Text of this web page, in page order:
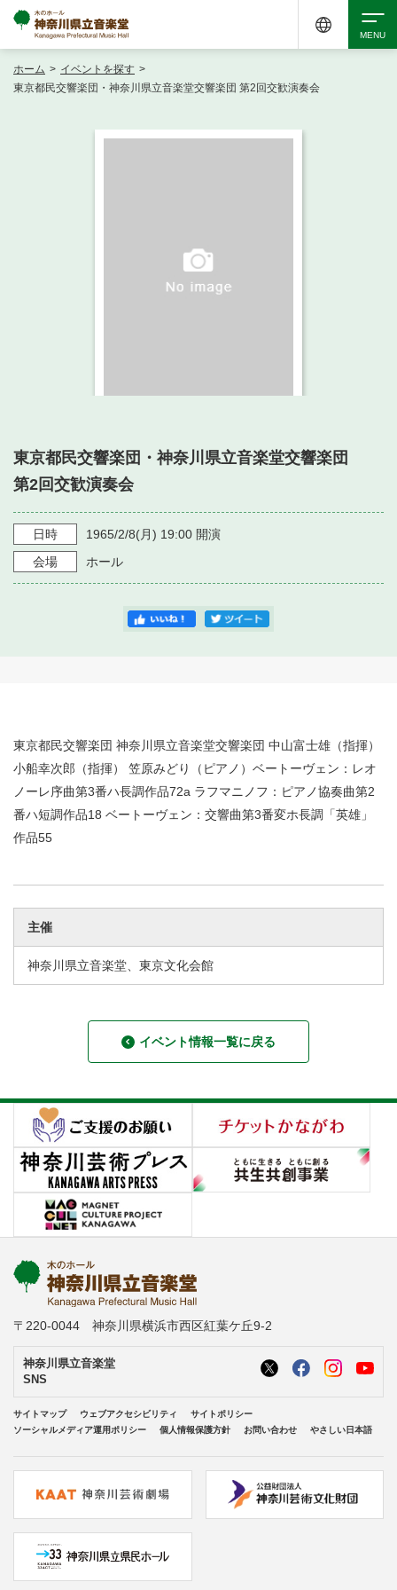
・ フロアマップ
・ よくある質問
・ 空き状況
・ 利用料金
・ 音楽堂のご案内
・ フロアマップ
・ 芸術参与
神奈川県立音楽堂
SNS
ホーム > イベントを探す >
東京都民交響楽団・神奈川県立音楽堂交響楽団 第2回交歓演奏会
東京都民交響楽団・神奈川県立音楽堂交響楽団
第2回交歓演奏会
日時 1965/2/8(月) 19:00 開演
会場
ホール
東京都民交響楽団 神奈川県立音楽堂交響楽団 中山富士雄（指揮）
小船幸次郎（指揮） 笠原みどり（ピアノ）ベートーヴェン：レオ
ノーレ序曲第3番ハ長調作品72a ラフマニノフ：ピアノ協奏曲第2
番ハ短調作品18 ベートーヴェン：交響曲第3番変ホ長調「英雄」
作品55
主催
神奈川県立音楽堂、東京文化会館
イベント情報一覧に戻る
〒220-0044 神奈川県横浜市西区紅葉ケ丘9-2
神奈川県立音楽堂
SNS
サイトマップ ウェブアクセシビリティ
サイトポリシー
ソーシャルメディア運用ポリシー
個人情報保護方針 お問い合わせ やさしい日本語